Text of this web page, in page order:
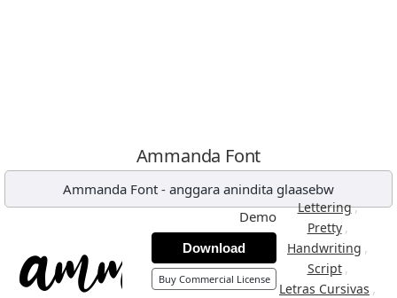
Ammanda Font
Ammanda Font - anggara anindita glaasebw
Lettering,
Pretty ,
Handwriting ,
Script ,
Letras Cursivas ,
Demo
Download
Buy Commercial License